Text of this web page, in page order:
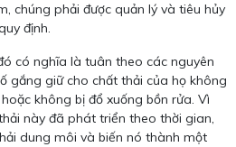
chúng phải được quản lý và tiêu hủy
định.
có nghĩa là tuân theo các nguyên
gắng giữ cho chất thải của họ không
không bị đổ xuống bồn rửa. Vì
này đã phát triển theo thời gian,
dung môi và biến nó thành một